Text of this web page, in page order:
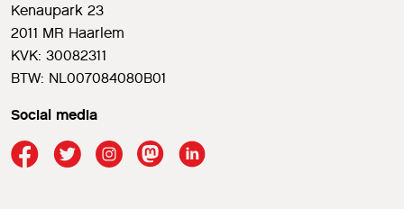
Kenaupark 23
2011 MR Haarlem
KVK: 30082311
BTW: NL007084080B01
Social media